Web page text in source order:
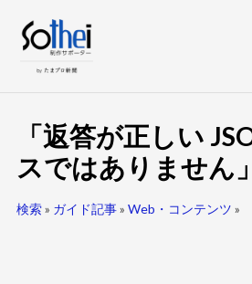
「返答が正しい
スではありません
検索» ガイド記事» Web・コンテンツ »